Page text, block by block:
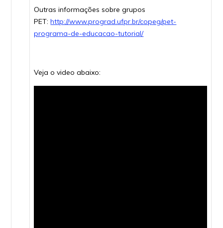
Outras informações sobre grupos
PET:http://www.prograd.ufpr.br/copeg/pet-
programa-de-educacao-tutorial/
Veja o video abaixo: